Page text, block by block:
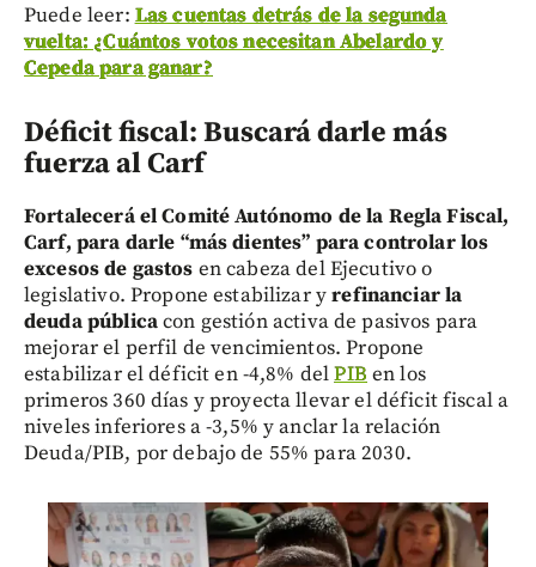
Puede leer: Las cuentas detrás de la segunda
vuelta: ¿Cuántos votos necesitan Abelardo y
Cepeda para ganar?
Déficit fiscal: Buscará darle más
fuerza al Carf
Fortalecerá el Comité Autónomo de la Regla Fiscal,
Carf, para darle “más dientes” para controlar los
excesos de gastos en cabeza del Ejecutivo o
legislativo. Propone estabilizar yrefinanciar la
deuda públicacon gestión activa de pasivos para
mejorar el perfil de vencimientos. Propone
estabilizar el déficit en -4,8% delPIB en los
primeros 360 días y proyecta llevar el déficit fiscal a
niveles inferiores a -3,5% y anclar la relación
Deuda/PIB, por debajo de 55% para 2030.